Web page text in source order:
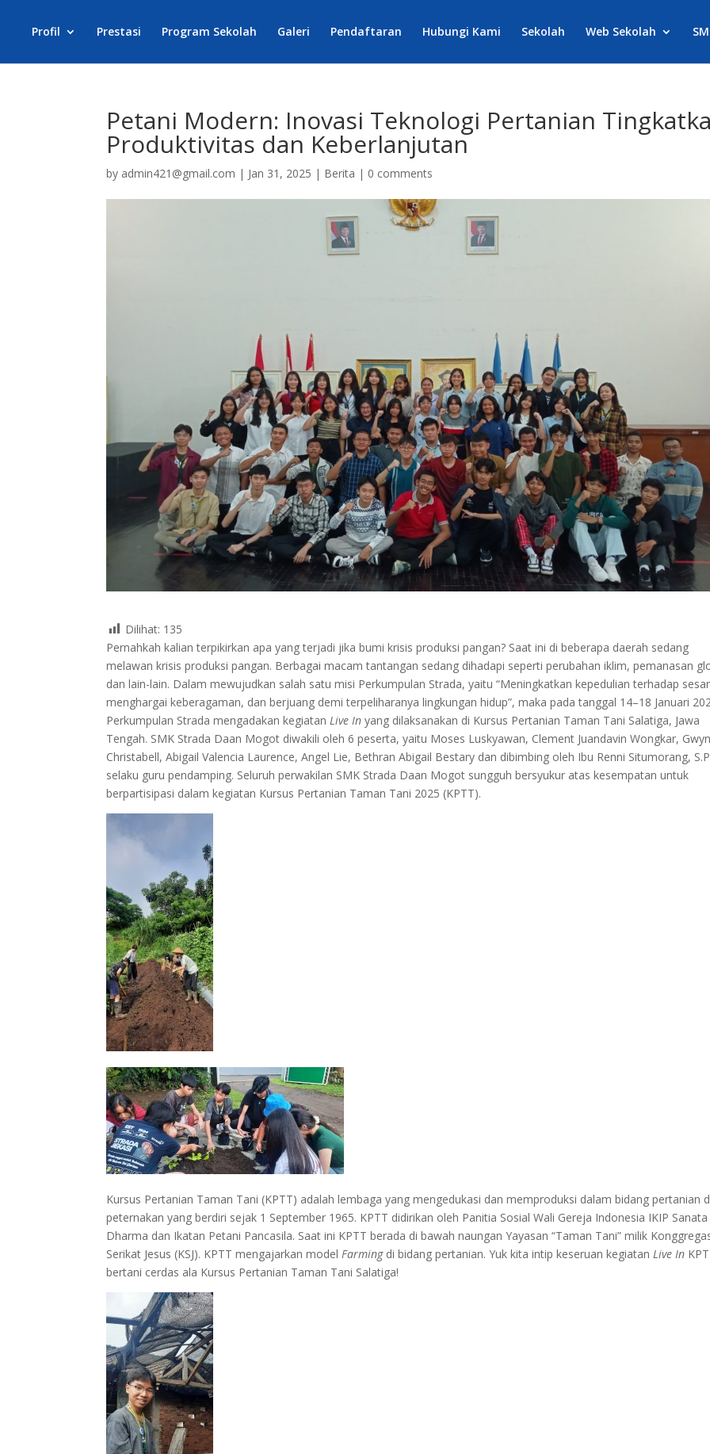
Profil Prestasi Program Sekolah Galeri Pendaftaran Hubungi Kami Sekolah Web Sekolah
Petani Modern: Inovasi Teknologi Pertanian
Produktivitas dan Keberlanjutan
by admin421@gmail.com | Jan 31, 2025 | Berita | 0 comments
Dilihat: 135
Pernahkah kalian terpikirkan apa yang terjadi jika bumi krisis produksi pangan? Saat ini di beberapa daerah sedang
melawan krisis produksi pangan. Berbagai macam tantangan sedang dihadapi seperti perubahan iklim, pemanasan
dan lain-lain. Dalam mewujudkan salah satu misi Perkumpulan Strada, yaitu “Meningkatkan kepedulian terhadap
menghargai keberagaman, dan berjuang demi terpeliharanya lingkungan hidup”, maka pada tanggal 14–18 Januari
Perkumpulan Strada mengadakan kegiatanLive Inyang dilaksanakan di Kursus Pertanian Taman Tani Salatiga, Jawa
Tengah. SMK Strada Daan Mogot diwakili oleh 6 peserta, yaitu Moses Luskyawan, Clement Juandavin Wongkar,
Christabell, Abigail Valencia Laurence, Angel Lie, Bethran Abigail Bestary dan dibimbing oleh Ibu Renni Situmorang,
selaku guru pendamping. Seluruh perwakilan SMK Strada Daan Mogot sungguh bersyukur atas kesempatan untuk
berpartisipasi dalam kegiatan Kursus Pertanian Taman Tani 2025 (KPTT).
Kursus Pertanian Taman Tani (KPTT) adalah lembaga yang mengedukasi dan memproduksi dalam bidang pertanian
peternakan yang berdiri sejak 1 September 1965. KPTT didirikan oleh Panitia Sosial Wali Gereja Indonesia IKIP Sanata
Dharma dan Ikatan Petani Pancasila. Saat ini KPTT berada di bawah naungan Yayasan “Taman Tani” milik
Serikat Jesus (KSJ). KPTT mengajarkan modelFarming di bidang pertanian. Yuk kita intip keseruan kegiatanLive In
bertani cerdas ala Kursus Pertanian Taman Tani Salatiga!